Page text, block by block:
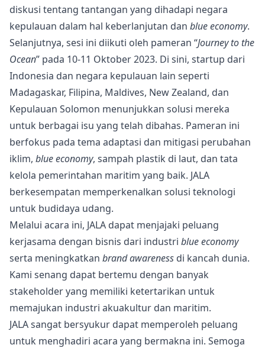
diskusi tentang tantangan yang dihadapi negara
kepulauan dalam hal keberlanjutan dan blue economy.
Selanjutnya, sesi ini diikuti oleh pameran “Journey to the
Ocean” pada 10-11 Oktober 2023. Di sini, startup dari
Indonesia dan negara kepulauan lain seperti
Madagaskar, Filipina, Maldives, New Zealand, dan
Kepulauan Solomon menunjukkan solusi mereka
untuk berbagai isu yang telah dibahas. Pameran ini
berfokus pada tema adaptasi dan mitigasi perubahan
iklim, blue economy, sampah plastik di laut, dan tata
kelola pemerintahan maritim yang baik. JALA
berkesempatan memperkenalkan solusi teknologi
untuk budidaya udang.
Melalui acara ini, JALA dapat menjajaki peluang
kerjasama dengan bisnis dari industri blue economy
serta meningkatkan brand awareness di kancah dunia.
Kami senang dapat bertemu dengan banyak
stakeholder yang memiliki ketertarikan untuk
memajukan industri akuakultur dan maritim.
JALA sangat bersyukur dapat memperoleh peluang
untuk menghadiri acara yang bermakna ini. Semoga